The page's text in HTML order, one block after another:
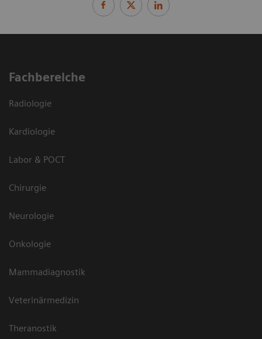
Fachbereiche
Radiologie
Kardiologie
Labor & POCT
Chirurgie
Neurologie
Onkologie
Mammadiagnostik
Veterinärmedizin
Theranostik